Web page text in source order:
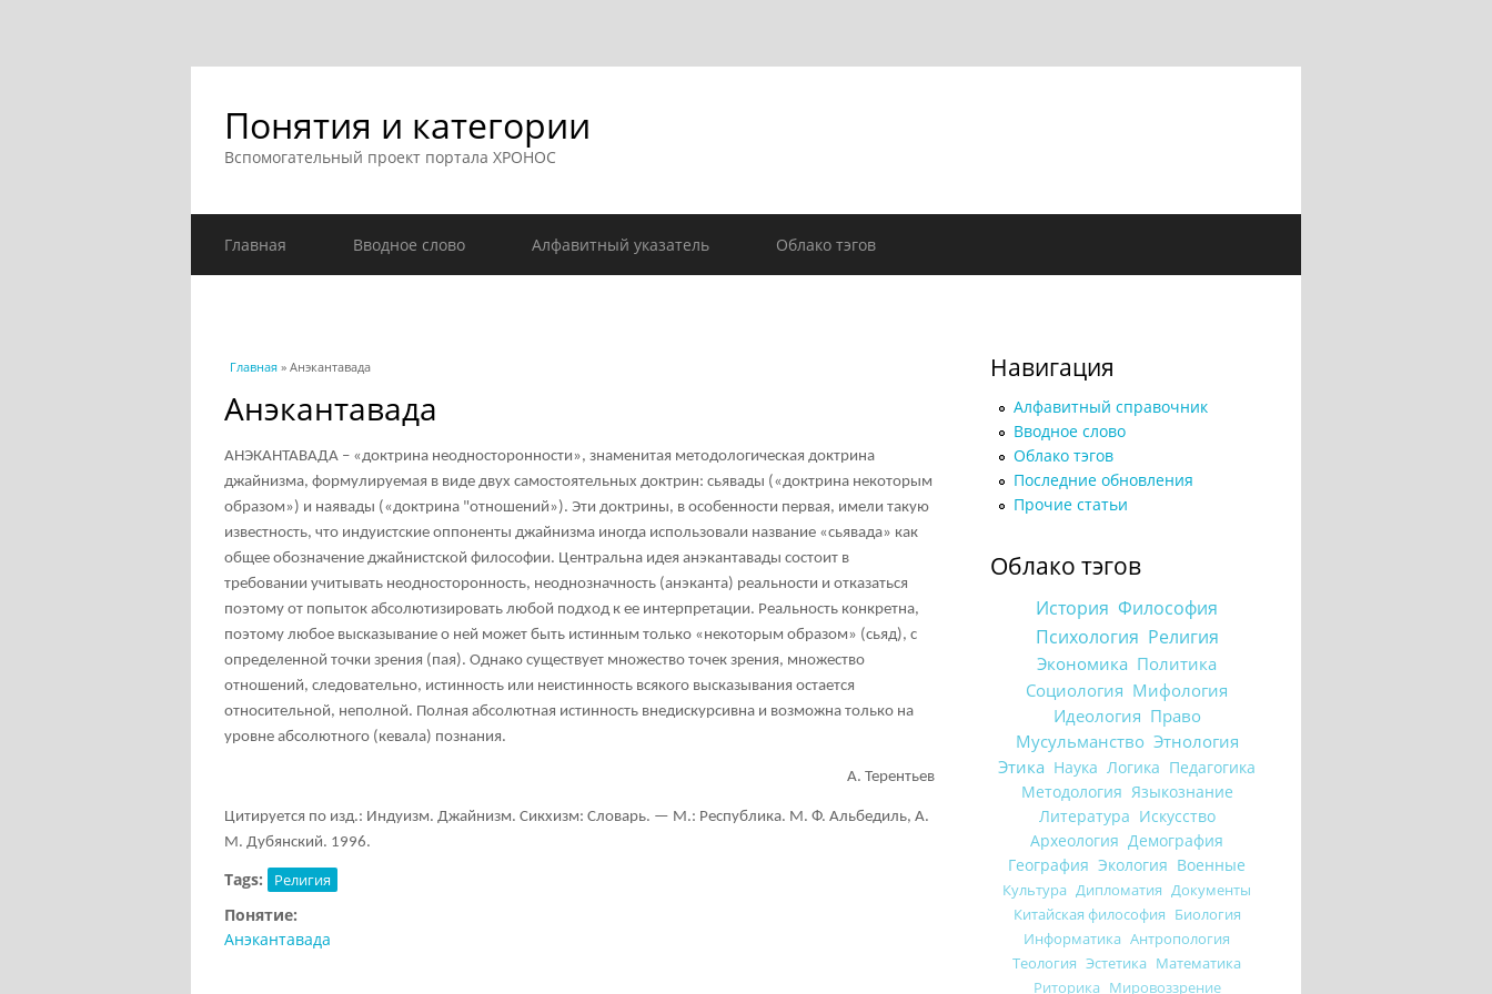
Понятия и категории
Вспомогательный проект портала ХРОНОС
Главная Вводное слово Алфавитный указатель Облако тэгов
Вы здесь
Главная » Анэкантавада
Анэкантавада
АНЭКАНТАВАДА – «доктрина неодносторонности», знаменитая методологическая доктрина
джайнизма, формулируемая в виде двух самостоятельных доктрин: сьявады («доктрина некоторым
образом») и наявады («доктрина "отношений»). Эти доктрины, в особенности первая, имели такую
известность, что индуистские оппоненты джайнизма иногда использовали название «сьявада» как
общее обозначение джайнистской философии. Центральна идея анэкантавады состоит в
требовании учитывать неодносторонность, неоднозначность (анэканта) реальности и отказаться
поэтому от попыток абсолютизировать любой подход к ее интерпретации. Реальность конкретна,
поэтому любое высказывание о ней может быть истинным только «некоторым образом» (сьяд), с
определенной точки зрения (пая). Однако существует множество точек зрения, множество
отношений, следовательно, истинность или неистинность всякого высказывания остается
относительной, неполной. Полная абсолютная истинность внедискурсивна и возможна только на
уровне абсолютного (кевала) познания.
А. Терентьев
Цитируется по изд.: Индуизм. Джайнизм. Сикхизм: Словарь. — М.: Республика. М. Ф. Альбедиль, А.
М. Дубянский. 1996.
Tags: Религия
Понятие:
Анэкантавада
Навигация
Алфавитный справочник
Вводное слово
Облако тэгов
Последние обновления
Прочие статьи
Облако тэгов
История Философия
Психология Религия
Экономика Политика
Социология Мифология
Идеология Право
Мусульманство Этнология
Этика Наука Логика Педагогика
Методология Языкознание
Литература Искусство
Археология Демография
География Экология Военные
Культура Дипломатия Документы
Китайская философия Биология
Информатика Антропология
Теология Эстетика Математика
Риторика Мировоззрение